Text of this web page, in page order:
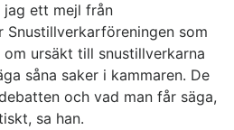
ett mejl från
Snustillverkarföreningen som
ursäkt till snustillverkarna
såna saker i kammaren. De
och vad man får säga,
sa han.